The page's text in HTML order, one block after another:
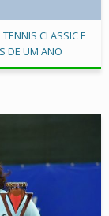
CLASSIC E
DE UM ANO